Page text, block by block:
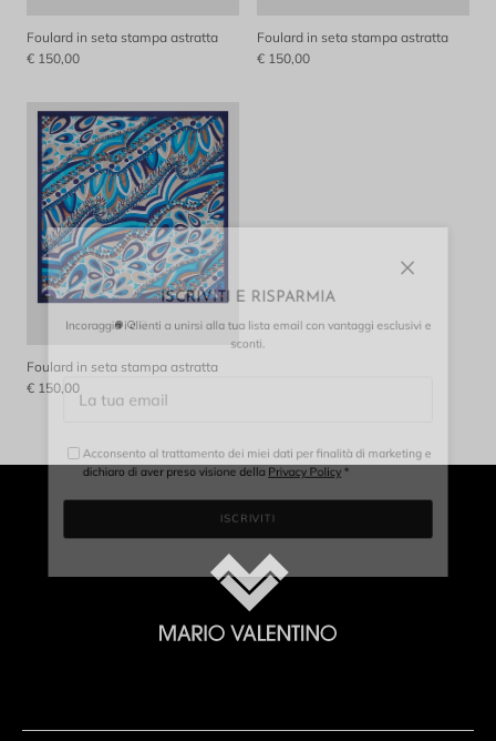
Foulard in seta stampa astratta
€ 150,00
Foulard in seta stampa astratta
€ 150,00
Foulard in seta stampa astratta
€ 150,00
ISCRIVITI E RISPARMIA
sconti.
Acconsento al trattamento dei miei dati per finalità di marketing e
dichiaro di aver preso visione dellaPrivacy Policy
ISCRIVITI